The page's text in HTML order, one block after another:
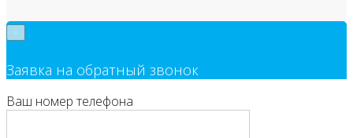
Заявка на обратный звонок
Ваш номер телефона